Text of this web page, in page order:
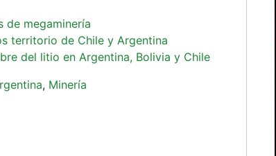
de megaminería
territorio de Chile y Argentina
del litio en Argentina, Bolivia y Chile
, Minería